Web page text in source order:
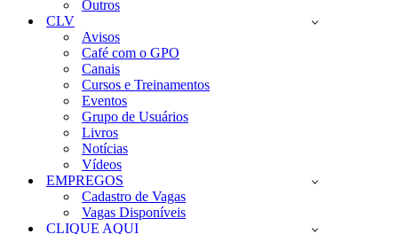
Outros
CLV
Avisos
Café com o GPO
Canais
Cursos e Treinamentos
Eventos
Grupo de Usuários
Livros
Notícias
Vídeos
EMPREGOS
Cadastro de Vagas
Vagas Disponíveis
CLIQUE AQUI